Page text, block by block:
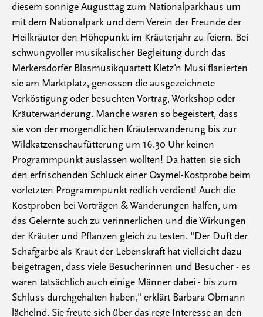
diesem sonnige Augusttag zum Nationalparkhaus um
mit dem Nationalpark und dem Verein der Freunde der
Heilkräuter den Höhepunkt im Kräuterjahr zu feiern. Bei
schwungvoller musikalischer Begleitung durch das
Merkersdorfer Blasmusikquartett Kletz'n Musi flanierten
sie am Marktplatz, genossen die ausgezeichnete
Verköstigung oder besuchten Vortrag, Workshop oder
Kräuterwanderung. Manche waren so begeistert, dass
sie von der morgendlichen Kräuterwanderung bis zur
Wildkatzenschaufütterung um 16.30 Uhr keinen
Programmpunkt auslassen wollten! Da hatten sie sich
den erfrischenden Schluck einer Oxymel-Kostprobe beim
vorletzten Programmpunkt redlich verdient! Auch die
Kostproben bei Vorträgen & Wanderungen halfen, um
das Gelernte auch zu verinnerlichen und die Wirkungen
der Kräuter und Pflanzen gleich zu testen. "Der Duft der
Schafgarbe als Kraut der Lebenskraft hat vielleicht dazu
beigetragen, dass viele Besucherinnen und Besucher - es
waren tatsächlich auch einige Männer dabei - bis zum
Schluss durchgehalten haben," erklärt Barbara Obmann
lächelnd. Sie freute sich über das rege Interesse an den